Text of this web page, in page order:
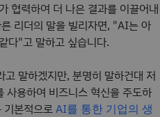
협력하여 더 나은 결과를 이끌어내
리더의 말을 빌리자면, "AI는 아
다"고 말하고 싶습니다.
말하겠지만, 분명히 말하건대 저
사용하여 비즈니스 혁신을 주도하
기본적으로 AI를 통한 기업의 생